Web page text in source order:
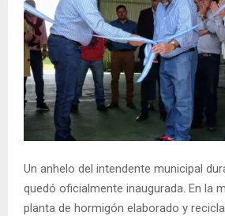
Un anhelo del intendente municipal
quedó oficialmente inaugurada. En la
planta de hormigón elaborado y